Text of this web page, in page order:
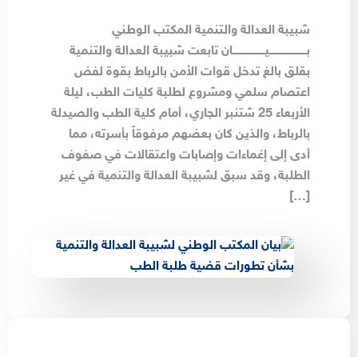
شبيبة العدالة والتنمية المكتب الوطني
بـــــــــــــــــــــــيــــــــــــــــــــان تابعت شبيبة العدالة والتنمية
بقلق بالغ تدخل قوات الأمن بالرباط بقوة لفض
اعتصام سلمي ومشروع لطلبة كليات الطب، ليلة
الأربعاء 25 شتنبر الجاري، أمام كلية الطب والصيدلة
بالرباط، والذين كان بعضهم مرفوقاً بأسرته، مما
أدى إلى إغماءات وإصابات واعتقالات في صفوف
الطلبة، وقد سبق لشبيبة العدالة والتنمية في غير
[…]